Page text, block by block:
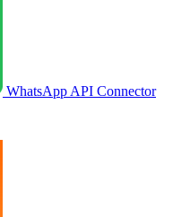
WhatsApp API Connector